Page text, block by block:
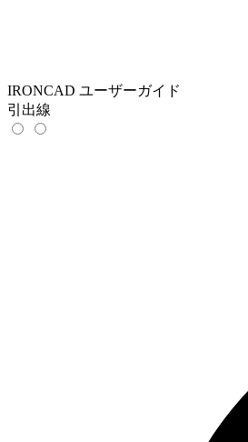
IRONCAD ユーザーガイド
引出線